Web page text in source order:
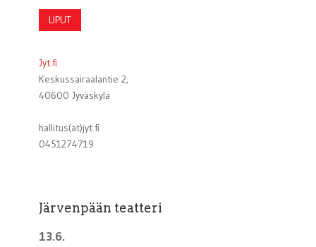
LIPUT
Jyt.fi
Keskussairaalantie 2,
40600 Jyväskylä
hallitus(at)jyt.fi
0451274719
Järvenpään teatteri
13.6.